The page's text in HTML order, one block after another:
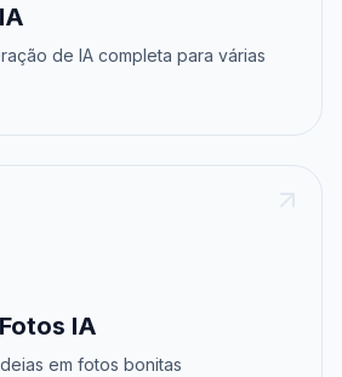
de IA completa para várias
IA
em fotos bonitas